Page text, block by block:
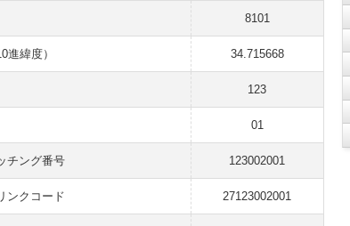
8101
進緯度） 34.715668
123
01
チング番号 123002001
ンクコード 27123002001